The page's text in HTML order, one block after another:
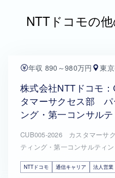
NTTドコモの
年収 890～980万円 東
株式会社NTTドコモ
タマーサクセス部 パ
ング・第一コンサル
CUB005-2026 カスタマーサ
ティング・第一コンサルティ
NTTドコモ 通信キャリア 法人営業